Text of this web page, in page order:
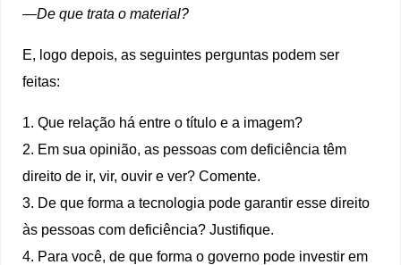
—De que trata o material?
E, logo depois, as seguintes perguntas podem ser
feitas:
1. Que relação há entre o título e a imagem?
2. Em sua opinião, as pessoas com deficiência têm
direito de ir, vir, ouvir e ver? Comente.
3. De que forma a tecnologia pode garantir esse direito
às pessoas com deficiência? Justifique.
4. Para você, de que forma o governo pode investir em